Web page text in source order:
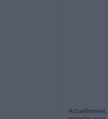
Actuellement,